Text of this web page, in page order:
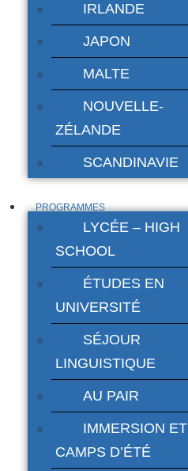
IRLANDE
JAPON
MALTE
NOUVELLE-
ZÉLANDE
SCANDINAVIE
PROGRAMMES
LYCÉE – HIGH
SCHOOL
ÉTUDES EN
UNIVERSITÉ
SÉJOUR
LINGUISTIQUE
AU PAIR
IMMERSION ET
CAMPS D’ÉTÉ